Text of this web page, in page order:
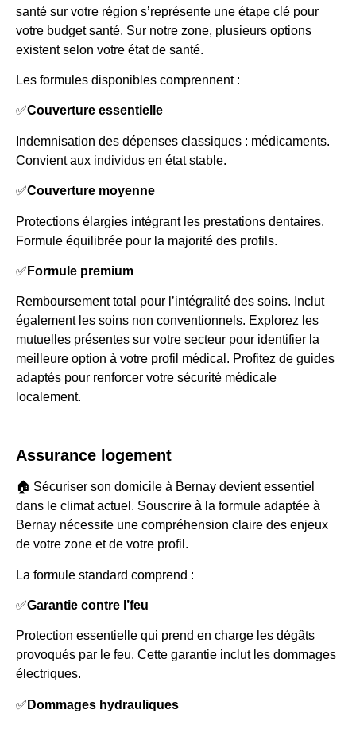
santé sur votre région s’représente une étape clé pour
votre budget santé. Sur notre zone, plusieurs options
existent selon votre état de santé.
Les formules disponibles comprennent :
✅Couverture essentielle
Indemnisation des dépenses classiques : médicaments.
Convient aux individus en état stable.
✅Couverture moyenne
Protections élargies intégrant les prestations dentaires.
Formule équilibrée pour la majorité des profils.
✅ Formule premium
Remboursement total pour l’intégralité des soins. Inclut
également les soins non conventionnels. Explorez les
mutuelles présentes sur votre secteur pour identifier la
meilleure option à votre profil médical. Profitez de guides
adaptés pour renforcer votre sécurité médicale
localement.
Assurance logement
🏠 Sécuriser son domicile à Bernay devient essentiel
dans le climat actuel. Souscrire à la formule adaptée à
Bernay nécessite une compréhension claire des enjeux
de votre zone et de votre profil.
La formule standard comprend :
✅Garantie contre l’feu
Protection essentielle qui prend en charge les dégâts
provoqués par le feu. Cette garantie inclut les dommages
électriques.
✅ Dommages hydrauliques